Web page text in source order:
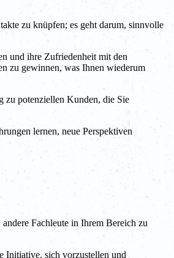
zu knüpfen; es geht darum, sinnvolle
und ihre Zufriedenheit mit den
zu gewinnen, was Ihnen wiederum
zu potenziellen Kunden, die Sie
lernen, neue Perspektiven
Fachleute in Ihrem Bereich zu
Initiative, sich vorzustellen und